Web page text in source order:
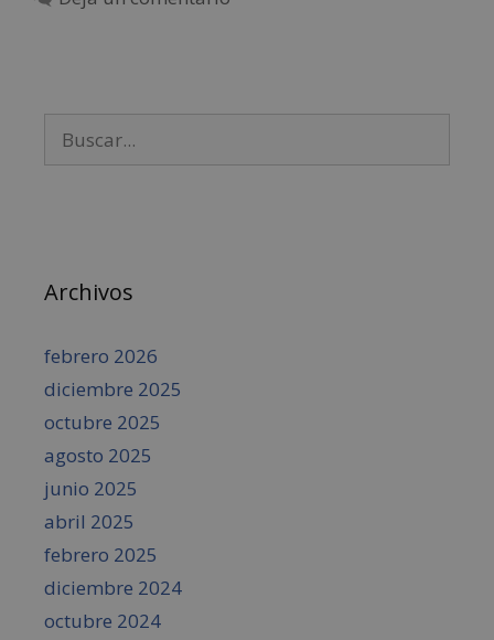
Archivos
febrero 2026
diciembre 2025
octubre 2025
agosto 2025
junio 2025
abril 2025
febrero 2025
diciembre 2024
octubre 2024